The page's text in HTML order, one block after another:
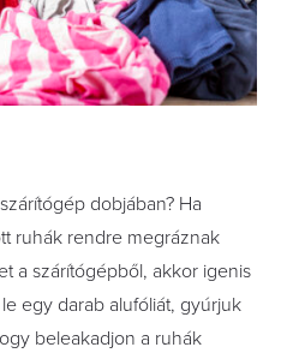
dobjában? Ha
ruhák rendre megráznak
a szárítógépből, akkor igenis
egy darab alufóliát, gyúrjuk
beleakadjon a ruhák